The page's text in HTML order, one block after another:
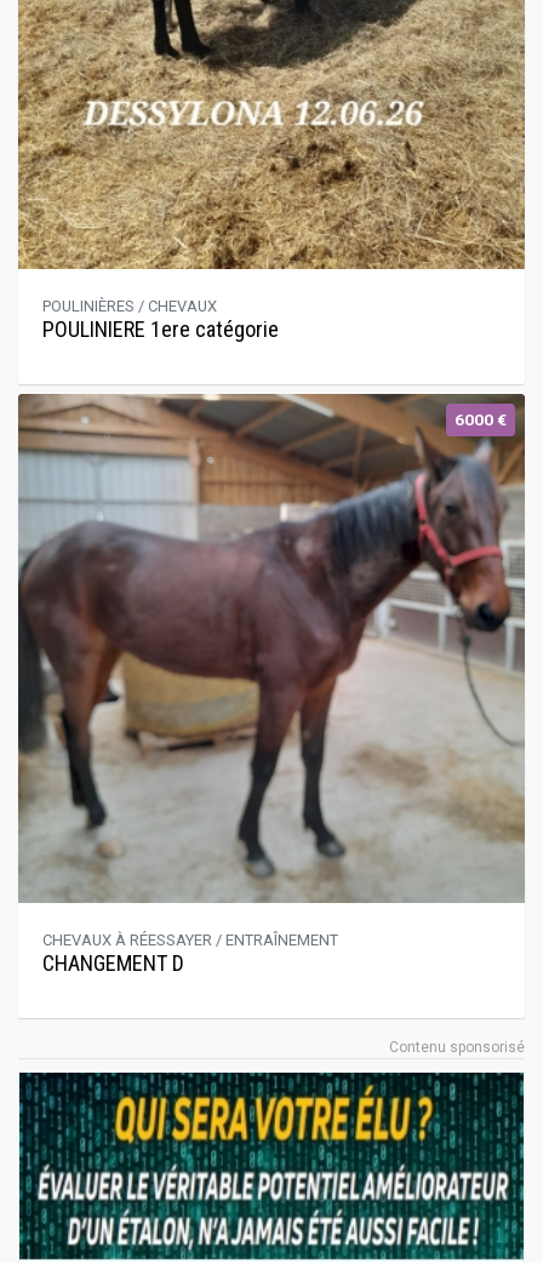
POULINIÈRES / CHEVAUX
POULINIERE 1ere catégorie
6000 €
CHEVAUX À RÉESSAYER / ENTRAÎNEMENT
CHANGEMENT D
Contenu sponsorisé